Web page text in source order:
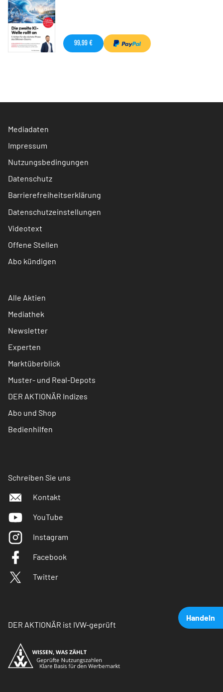
Handeln
99,99 €
Mediadaten
Impressum
Nutzungsbedingungen
Datenschutz
Barrierefreiheitserklärung
Datenschutzeinstellungen
Videotext
Offene Stellen
Abo kündigen
Alle Aktien
Mediathek
Newsletter
Experten
Marktüberblick
Muster- und Real-Depots
DER AKTIONÄR Indizes
Abo und Shop
Bedienhilfen
Schreiben Sie uns
Kontakt
YouTube
Instagram
Facebook
Twitter
DER AKTIONÄR ist IVW-geprüft